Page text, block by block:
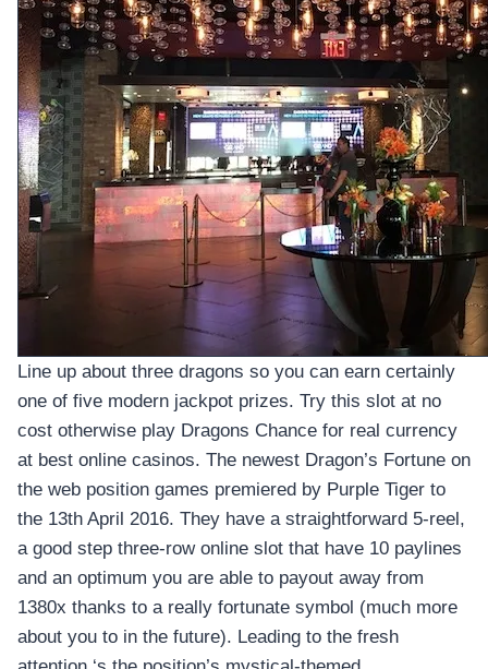
Line up about three dragons so you can earn certainly
one of five modern jackpot prizes. Try this slot at no
cost otherwise play Dragons Chance for real currency
at best online casinos. The newest Dragon’s Fortune on
the web position games premiered by Purple Tiger to
the 13th April 2016. They have a straightforward 5-reel,
a good step three-row online slot that have 10 paylines
and an optimum you are able to payout away from
1380x thanks to a really fortunate symbol (much more
about you to in the future). Leading to the fresh